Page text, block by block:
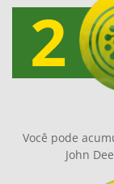
Você pode
John